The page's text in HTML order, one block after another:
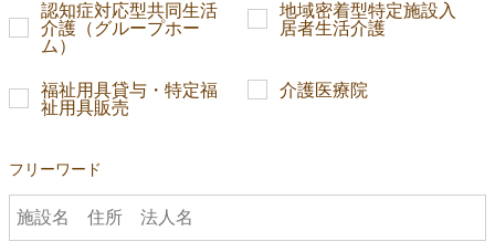
認知症対応型共同生活
介護（グループホー
ム）
地域密着型特定施設入
居者生活介護
福祉用具貸与・特定福
祉用具販売
介護医療院
フリーワード